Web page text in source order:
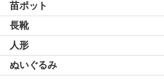
苗ポット
長靴
人形
ぬいぐるみ